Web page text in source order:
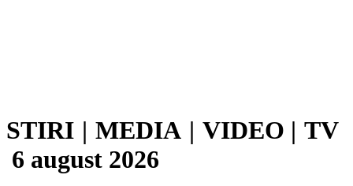
STIRI | MEDIA | VIDEO | TV
6 august 2026